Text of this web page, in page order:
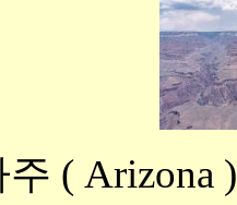
주 ( Arizona